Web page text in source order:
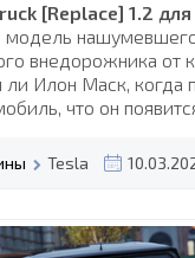
[Replace] 1.2 для
модель
внедорожника от
ли Илон Маск, когда
что он
Tesla